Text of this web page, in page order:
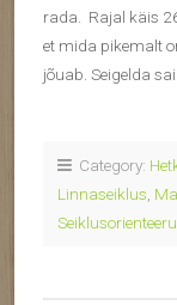
rada. Rajal käis
et mida pikemalt
jõuab. Seigelda
Category:
Linnaseiklus